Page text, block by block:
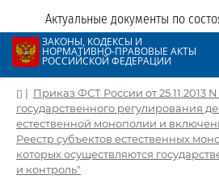
Актуальные документы по
ЗАКОНЫ, КОДЕКСЫ И
НОРМАТИВНО-ПРАВОВЫЕ АКТЫ
РОССИЙСКОЙ ФЕДЕРАЦИИ
| Приказ ФСТ России от 25.11.2013
государственного регулирования
естественной монополии и
Реестр субъектов естественных
которых осуществляются
и контроль"